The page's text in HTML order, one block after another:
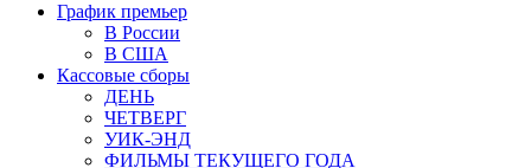
График премьер
В России
В США
Кассовые сборы
ДЕНЬ
ЧЕТВЕРГ
УИК-ЭНД
ФИЛЬМЫ ТЕКУЩЕГО ГОДА